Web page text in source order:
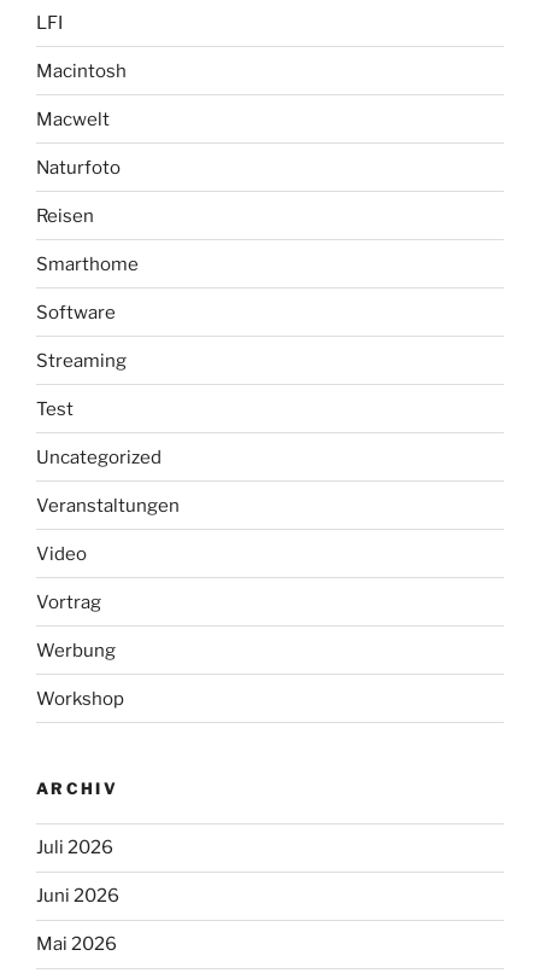
LFI
Macintosh
Macwelt
Naturfoto
Reisen
Smarthome
Software
Streaming
Test
Uncategorized
Veranstaltungen
Video
Vortrag
Werbung
Workshop
ARCHIV
Juli 2026
Juni 2026
Mai 2026